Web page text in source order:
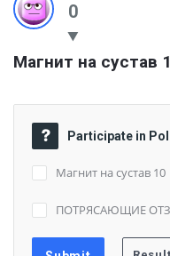
0
Магнит на сустав
Participate in
Магнит на сустав 10
ПОТРЯСАЮЩИЕ